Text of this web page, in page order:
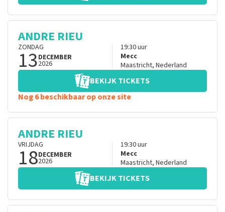
ANDRE RIEU
ZONDAG
13DECEMBER
2026
19:30uur
Mecc
Maastricht, Nederland
BEKIJK TICKETS
Nog 6 beschikbaar op onze site
ANDRE RIEU
VRIJDAG
18DECEMBER
2026
19:30uur
Mecc
Maastricht, Nederland
BEKIJK TICKETS